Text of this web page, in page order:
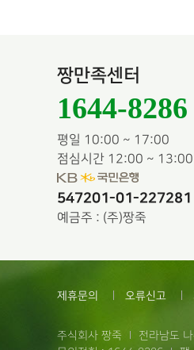
짱만족센터
1644-8286
평일 10:00 ~ 17:00
점심시간 12:00 ~ 13:00
547201-01-227281
예금주 : (주)짱죽
제휴문의 오류신고
주식회사 짱죽 전라남도